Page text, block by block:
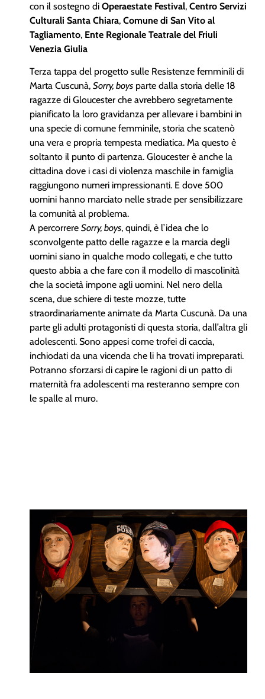
con il sostegno di Operaestate Festival, Centro Servizi
Culturali Santa Chiara, Comune di San Vito al
Tagliamento, Ente Regionale Teatrale del Friuli
Venezia Giulia
Terza tappa del progetto sulle Resistenze femminili di
Marta Cuscunà, Sorry, boys parte dalla storia delle 18
ragazze di Gloucester che avrebbero segretamente
pianificato la loro gravidanza per allevare i bambini in
una specie di comune femminile, storia che scatenò
una vera e propria tempesta mediatica. Ma questo è
soltanto il punto di partenza. Gloucester è anche la
cittadina dove i casi di violenza maschile in famiglia
raggiungono numeri impressionanti. E dove 500
uomini hanno marciato nelle strade per sensibilizzare
la comunità al problema.
A percorrere Sorry, boys, quindi, è l’idea che lo
sconvolgente patto delle ragazze e la marcia degli
uomini siano in qualche modo collegati, e che tutto
questo abbia a che fare con il modello di mascolinità
che la società impone agli uomini. Nel nero della
scena, due schiere di teste mozze, tutte
straordinariamente animate da Marta Cuscunà. Da una
parte gli adulti protagonisti di questa storia, dall’altra gli
adolescenti. Sono appesi come trofei di caccia,
inchiodati da una vicenda che li ha trovati impreparati.
Potranno sforzarsi di capire le ragioni di un patto di
maternità fra adolescenti ma resteranno sempre con
le spalle al muro.